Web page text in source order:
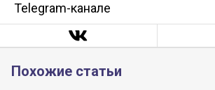
Telegram-канале
Похожие статьи